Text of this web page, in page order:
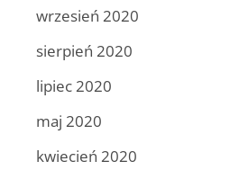
wrzesień 2020
sierpień 2020
lipiec 2020
maj 2020
kwiecień 2020